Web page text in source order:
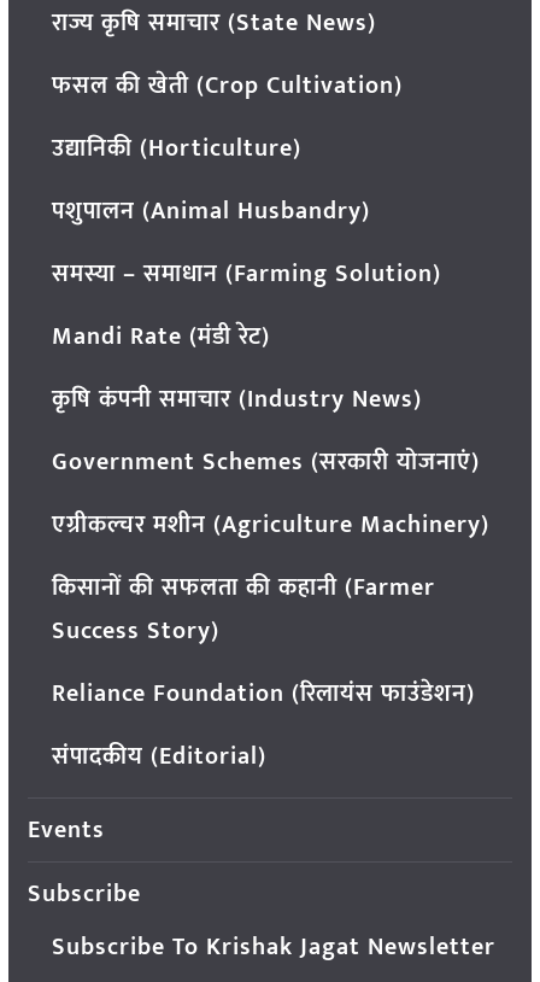
राज्य कृषि समाचार (State News)
फसल की खेती (Crop Cultivation)
उद्यानिकी (Horticulture)
पशुपालन (Animal Husbandry)
समस्या – समाधान (Farming Solution)
Mandi Rate (मंडी रेट)
कृषि कंपनी समाचार (Industry News)
Government Schemes (सरकारी योजनाएं)
एग्रीकल्चर मशीन (Agriculture Machinery)
किसानों की सफलता की कहानी (Farmer
Success Story)
Reliance Foundation (रिलायंस फाउंडेशन)
संपादकीय (Editorial)
Events
Subscribe
Subscribe To Krishak Jagat Newsletter